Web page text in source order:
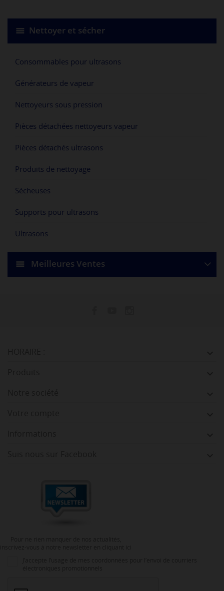
Nettoyer et sécher
Consommables pour ultrasons
Générateurs de vapeur
Nettoyeurs sous pression
Pièces détachées nettoyeurs vapeur
Pièces détachés ultrasons
Produits de nettoyage
Sécheuses
Supports pour ultrasons
Ultrasons
Meilleures Ventes